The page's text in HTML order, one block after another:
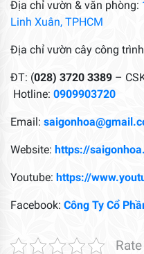
Địa chỉ vườn & văn phòng:
Linh Xuân, TPHCM
Địa chỉ vườn cây công
ĐT: (028) 3720 3389 –
Hotline: 0909903720
Email:
Website: https://
Youtube: https://
Facebook: Công Ty Cổ